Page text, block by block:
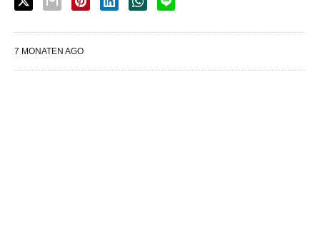
7 MONATEN AGO